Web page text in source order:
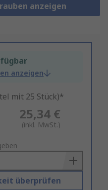
anzeigen
anzeigen
mit 25 Stück)*
25,34 €
(inkl. MwSt.)
überprüfen